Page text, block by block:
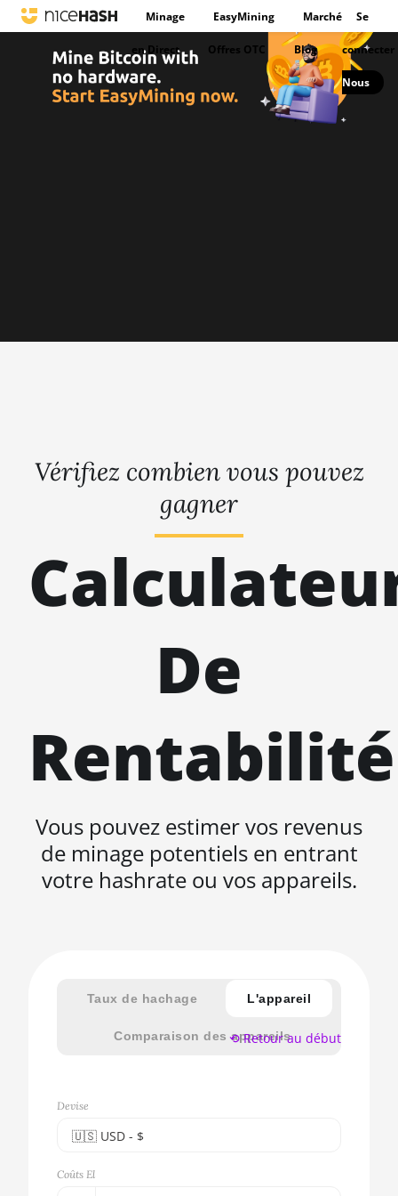
Minage EasyMining Marché
en Direct Offres OTC Blog
Se
connecter
Nous
Vérifiez combien vous pouvez
gagner
De
Rentabilité
Vous pouvez estimer vos revenus
de minage potentiels en entrant
votre hashrate ou vos appareils.
Taux de hachage L'appareil
Comparaison des appareils
Devise
🇺🇸ㅤ USD - $
🇪🇺ㅤ EUR - €
Coûts El
⟲ Retour au début